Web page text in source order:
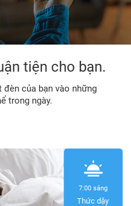
tiện cho bạn.
của bạn vào những
trong ngày.
7:00 sáng
Thức dậy